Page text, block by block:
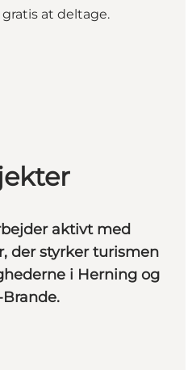
at deltage.
aktivt med
der styrker turismen
i Herning og